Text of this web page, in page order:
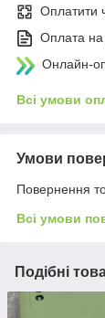
Оплатити
Оплата на
Онлайн-
Всі умови
Умови
Повернення
Всі умови
Подібні